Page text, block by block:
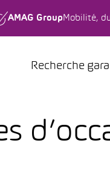
AMAG Group Mobilité,
Recherche